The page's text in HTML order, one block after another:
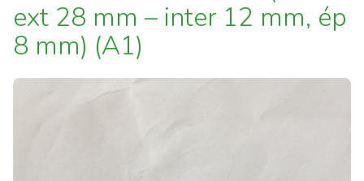
ext 28 mm – inter 12 mm, ép
8 mm) (A1)